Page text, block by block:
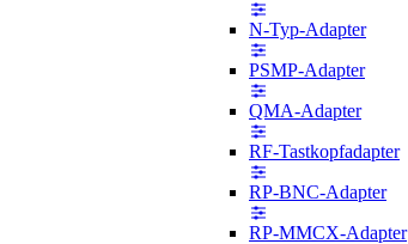
N-Typ-Adapter
PSMP-Adapter
QMA-Adapter
RF-Tastkopfadapter
RP-BNC-Adapter
RP-MMCX-Adapter